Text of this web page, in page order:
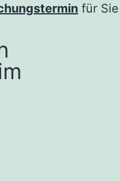
für Sie